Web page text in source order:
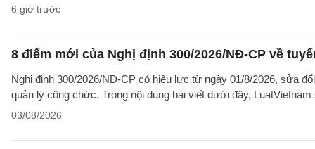
6 giờ trước
8 điểm mới của Nghị định 300/2026/NĐ-CP về
Nghị định 300/2026/NĐ-CP có hiệu lực từ ngày 01/8/2026, sửa
quản lý công chức. Trong nội dung bài viết dưới đây, LuatVietnam
03/08/2026